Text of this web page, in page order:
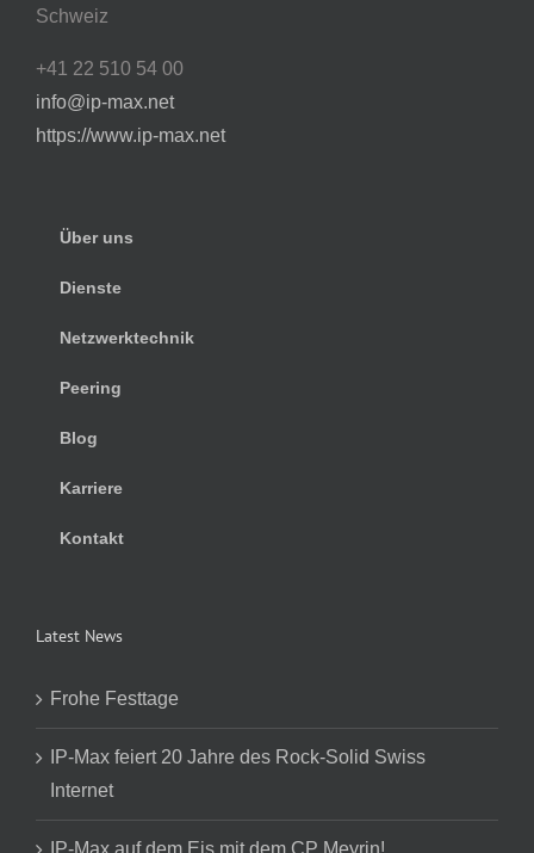
Schweiz
+41 22 510 54 00
info@ip-max.net
https://www.ip-max.net
Über uns
Dienste
Netzwerktechnik
Peering
Blog
Karriere
Kontakt
Latest News
Frohe Festtage
IP-Max feiert 20 Jahre des Rock-Solid Swiss
Internet